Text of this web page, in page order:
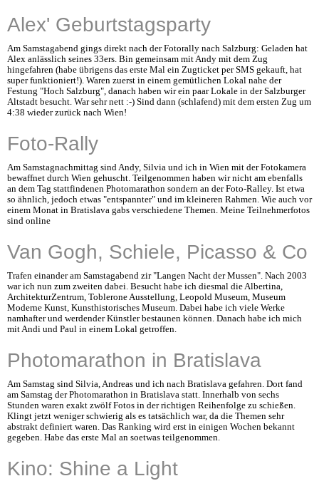
Alex' Geburtstagsparty
Am Samstagabend gings direkt nach der Fotorally nach Salzburg: Geladen hat
Alex anlässlich seines 33ers. Bin gemeinsam mit Andy mit dem Zug
hingefahren (habe übrigens das erste Mal ein Zugticket per SMS gekauft, hat
super funktioniert!). Waren zuerst in einem gemütlichen Lokal nahe der
Festung "Hoch Salzburg", danach haben wir ein paar Lokale in der Salzburger
Altstadt besucht. War sehr nett :-) Sind dann (schlafend) mit dem ersten Zug um
4:38 wieder zurück nach Wien!
Foto-Rally
Am Samstagnachmittag sind Andy, Silvia und ich in Wien mit der Fotokamera
bewaffnet durch Wien gehuscht. Teilgenommen haben wir nicht am ebenfalls
an dem Tag stattfindenen Photomarathon sondern an der Foto-Ralley. Ist etwa
so ähnlich, jedoch etwas "entspannter" und im kleineren Rahmen. Wie auch vor
einem Monat in Bratislava gabs verschiedene Themen. Meine Teilnehmerfotos
sind online
Van Gogh, Schiele, Picasso & Co
Trafen einander am Samstagabend zir "Langen Nacht der Mussen". Nach 2003
war ich nun zum zweiten dabei. Besucht habe ich diesmal die Albertina,
ArchitekturZentrum, Toblerone Ausstellung, Leopold Museum, Museum
Moderne Kunst, Kunsthistorisches Museum. Dabei habe ich viele Werke
namhafter und werdender Künstler bestaunen können. Danach habe ich mich
mit Andi und Paul in einem Lokal getroffen.
Photomarathon in Bratislava
Am Samstag sind Silvia, Andreas und ich nach Bratislava gefahren. Dort fand
am Samstag der Photomarathon in Bratislava statt. Innerhalb von sechs
Stunden waren exakt zwölf Fotos in der richtigen Reihenfolge zu schießen.
Klingt jetzt weniger schwierig als es tatsächlich war, da die Themen sehr
abstrakt definiert waren. Das Ranking wird erst in einigen Wochen bekannt
gegeben. Habe das erste Mal an soetwas teilgenommen.
Kino: Shine a Light